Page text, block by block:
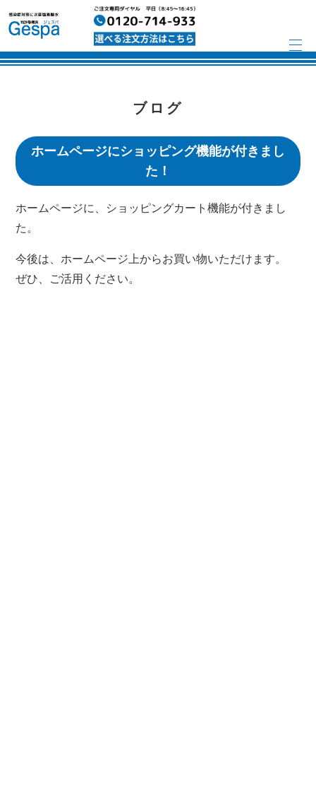
ブログ
ホームページにショッピング機能が付きまし
た！
ホームページに、ショッピングカート機能が付きまし
た。
今後は、ホームページ上からお買い物いただけます。
ぜひ、ご活用ください。